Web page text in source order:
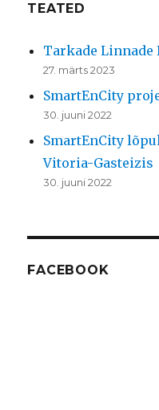
TEATED
Tarkade Linnade
27. märts 2023
SmartEnCity
30. juuni 2022
SmartEnCity
Vitoria-Gasteizis
30. juuni 2022
FACEBOOK